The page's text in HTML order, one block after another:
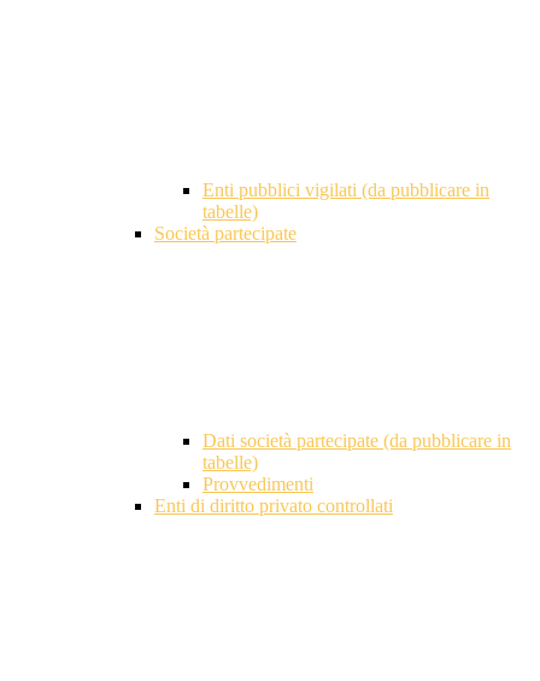
Enti pubblici vigilati (da pubblicare in
tabelle)
Società partecipate
Dati società partecipate (da pubblicare in
tabelle)
Provvedimenti
Enti di diritto privato controllati